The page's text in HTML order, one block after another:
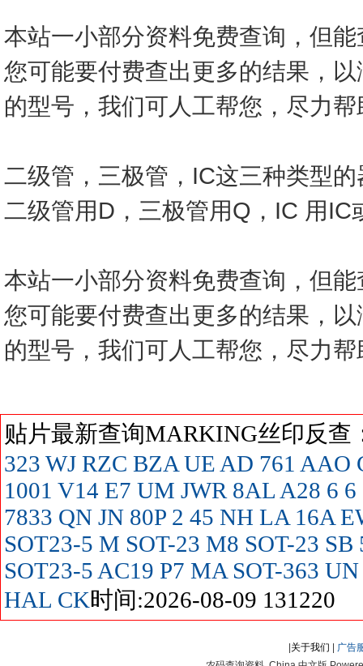
本站一小部分资料免费查询，但
您可能要付费查出更多的结果，
的型号，我们可人工帮您，尽力
二级管，三极管，IC这三种类型
二级管用D，三极管用Q，IC 用IC
本站一小部分资料免费查询，但
您可能要付费查出更多的结果，
的型号，我们可人工帮您，尽力
贴片最新查询MARKING丝印反
323 WJ RZC BZA UE AD 761 AAO
1001 V14 E7 UM JWR 8AL A28 6 6
7833 QN JN 80P 2 45 NH LA 16A
SOT23-5 M SOT-23 M8 SOT-23 SB
SOT23-5 AC19 P7 MA SOT-363 UN
HAL CK时间:2026-08-09 131220
关于我们
广告